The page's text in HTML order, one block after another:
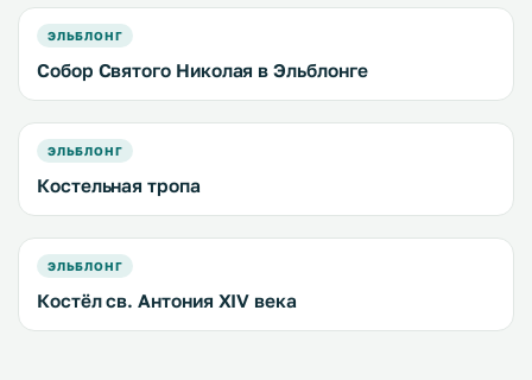
ЭЛЬБЛОНГ
Собор Святого Николая в Эльблонге
ЭЛЬБЛОНГ
Костельная тропа
ЭЛЬБЛОНГ
Костёл св. Антония XIV века